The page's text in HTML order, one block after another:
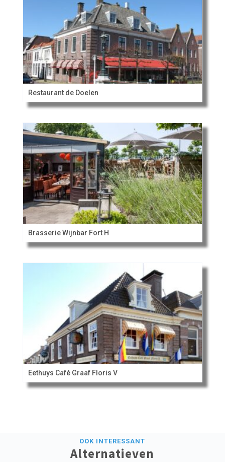
Restaurant de Doelen
Brasserie Wijnbar Fort H
Eethuys Café Graaf Floris V
OOK INTERESSANT
Alternatieven